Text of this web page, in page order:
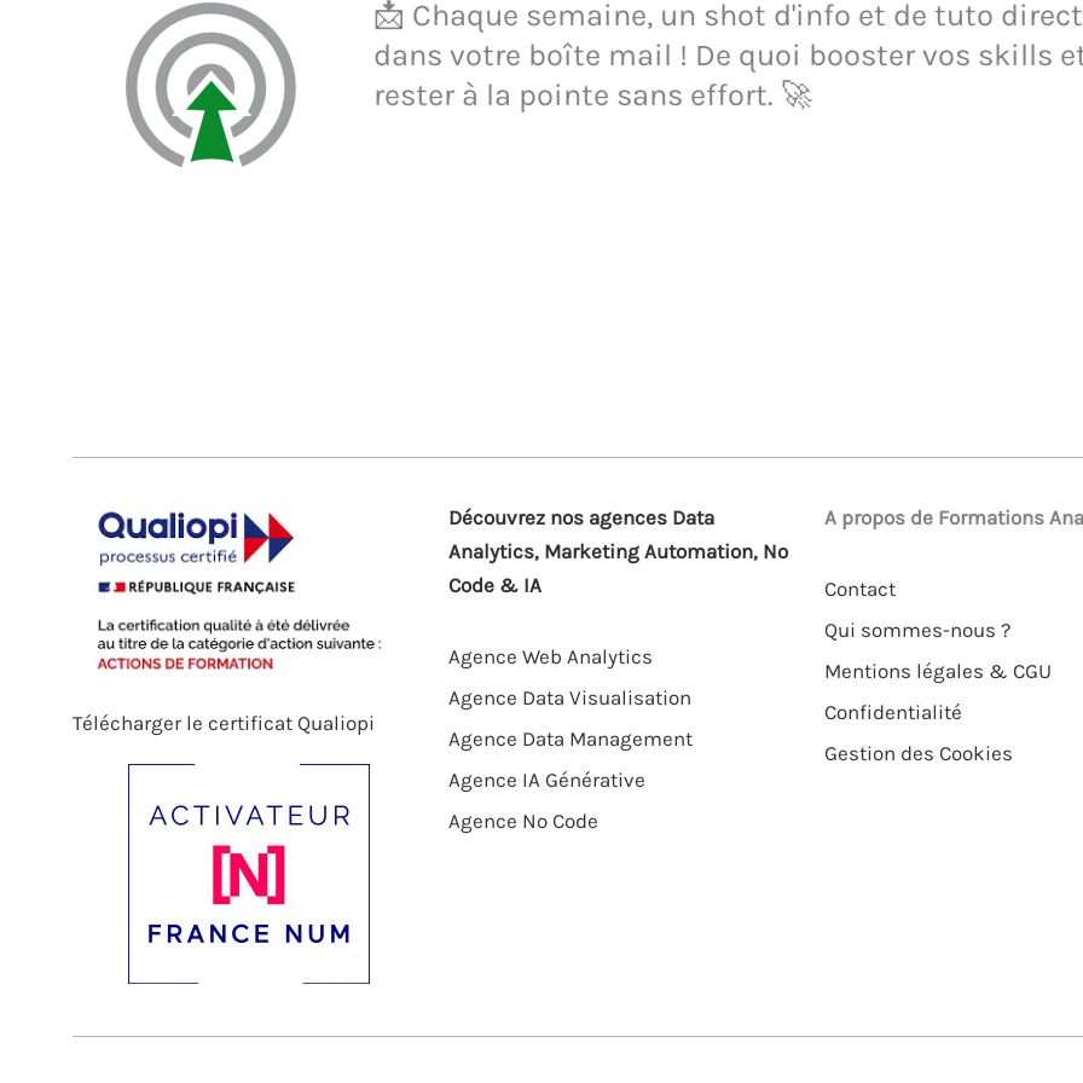
📩 Chaque semaine, un shot d'info et de tuto direct
dans votre boîte mail ! De quoi booster vos skills
rester à la pointe sans effort. 🚀
Télécharger le certificat Qualiopi
Découvrez nos agences Data
Analytics, Marketing Automation, No
Code & IA
Agence Web Analytics
Agence Data Visualisation
Agence Data Management
Agence IA Générative
Agence No Code
A propos de Formations
Contact
Qui sommes-nous ?
Mentions légales & CGU
Confidentialité
Gestion des Cookies